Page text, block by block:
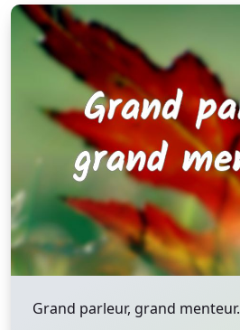
Grand parleur, grand menteur.